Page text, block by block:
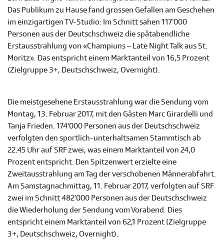
Das Publikum zu Hause fand grossen Gefallen am Geschehen
im einzigartigen TV-Studio: Im Schnitt sahen 117‘000
Personen aus der Deutschschweiz die spätabendliche
Erstausstrahlung von «Champiuns – Late Night Talk aus St.
Moritz». Das entspricht einem Marktanteil von 16,5 Prozent
(Zielgruppe 3+, Deutschschweiz, Overnight).
Die meistgesehene Erstausstrahlung war die Sendung vom
Montag, 13. Februar 2017, mit den Gästen Marc Girardelli und
Tanja Frieden. 174'000 Personen aus der Deutschschweiz
verfolgten den sportlich-unterhaltsamen Stammtisch ab
22.45 Uhr auf SRF zwei, was einem Marktanteil von 24,0
Prozent entspricht. Den Spitzenwert erzielte eine
Zweitausstrahlung am Tag der verschobenen Männerabfahrt.
Am Samstagnachmittag, 11. Februar 2017, verfolgten auf SRF
zwei im Schnitt 482‘000 Personen aus der Deutschschweiz
die Wiederholung der Sendung vom Vorabend. Dies
entspricht einem Marktanteil von 62,1 Prozent (Zielgruppe
3+, Deutschschweiz, Overnight).